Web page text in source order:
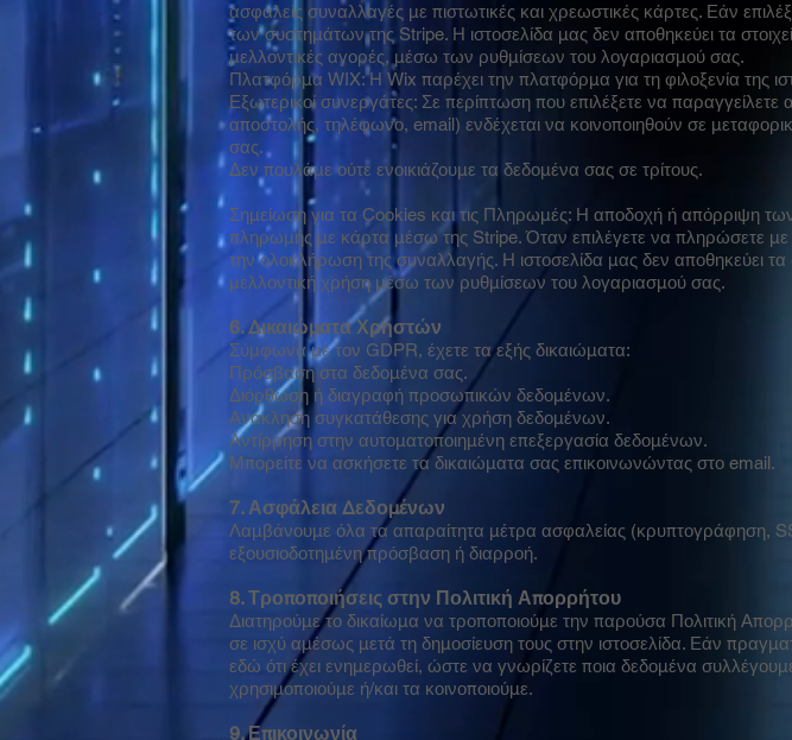
ασφαλείς συναλλαγές με πιστωτικές και χρεωστικές κάρτες. Εάν
των συστημάτων της Stripe. Η ιστοσελίδα μας δεν αποθηκεύει τα
μελλοντικές αγορές, μέσω των ρυθμίσεων του λογαριασμού σας.
Πλατφόρμα WIX: Η Wix παρέχει την πλατφόρμα για τη φιλοξενία της
Εξωτερικοί συνεργάτες: Σε περίπτωση που επιλέξετε να
αποστολής, τηλέφωνο, email) ενδέχεται να κοινοποιηθούν σε
σας.
Δεν πουλάμε ούτε ενοικιάζουμε τα δεδομένα σας σε τρίτους.
Σημείωση για τα Cookies και τις Πληρωμές: Η αποδοχή ή απόρριψη
πληρωμής με κάρτα μέσω της Stripe. Όταν επιλέγετε να πληρώσετε με
την ολοκλήρωση της συναλλαγής. Η ιστοσελίδα μας δεν αποθηκεύει τα
μελλοντική χρήση μέσω των ρυθμίσεων του λογαριασμού σας.
6. Δικαιώματα Χρηστών
Σύμφωνα με τον GDPR, έχετε τα εξής δικαιώματα:
Πρόσβαση στα δεδομένα σας.
Διόρθωση ή διαγραφή προσωπικών δεδομένων.
Ανάκληση συγκατάθεσης για χρήση δεδομένων.
Αντίρρηση στην αυτοματοποιημένη επεξεργασία δεδομένων.
Μπορείτε να ασκήσετε τα δικαιώματα σας επικοινωνώντας στο email.
7. Ασφάλεια Δεδομένων
Λαμβάνουμε όλα τα απαραίτητα μέτρα ασφαλείας (κρυπτογράφηση,
εξουσιοδοτημένη πρόσβαση ή διαρροή.
8. Τροποποιήσεις στην Πολιτική Απορρήτου
Διατηρούμε το δικαίωμα να τροποποιούμε την παρούσα Πολιτική
σε ισχύ αμέσως μετά τη δημοσίευση τους στην ιστοσελίδα. Εάν
εδώ ότι έχει ενημερωθεί, ώστε να γνωρίζετε ποια δεδομένα
χρησιμοποιούμε ή/και τα κοινοποιούμε.
9. Επικοινωνία